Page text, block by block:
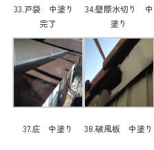
33.戸袋 中塗り
完了
34.壁際水切り 中
塗り
37.庇 中塗り 38.破風板 中塗り